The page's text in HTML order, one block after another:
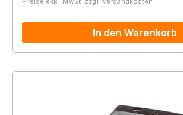
In den Warenkorb